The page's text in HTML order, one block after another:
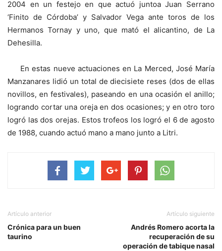
2004 en un festejo en que actuó juntoa Juan Serrano
‘Finito de Córdoba’ y Salvador Vega ante toros de los
Hermanos Tornay y uno, que mató el alicantino, de La
Dehesilla.
En estas nueve actuaciones en La Merced, José María
Manzanares lidió un total de diecisiete reses (dos de ellas
novillos, en festivales), paseando en una ocasión el anillo;
logrando cortar una oreja en dos ocasiones; y en otro toro
logró las dos orejas. Estos trofeos los logró el 6 de agosto
de 1988, cuando actuó mano a mano junto a Litri.
Artículo anterior
Crónica para un buen
taurino
Artículo siguiente
Andrés Romero acorta la
recuperación de su
operación de tabique nasal